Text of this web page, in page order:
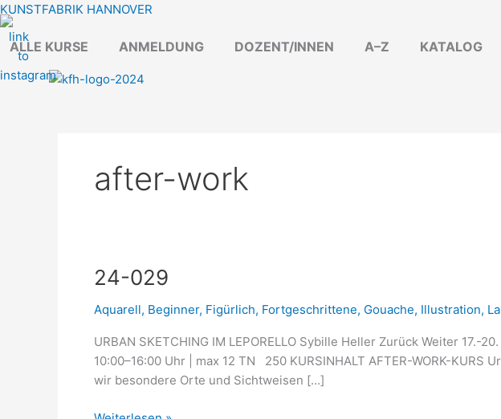
Zum
Inhalt
springen
KUNSTFABRIK HANNOVER
ALLE KURSE ANMELDUNG DOZENT/INNEN A–Z KATALOG
after-work
24-029
Aquarell, Beginner, Figürlich, Fortgeschrittene, Gouache, Illustration,
URBAN SKETCHING IM LEPORELLO Sybille Heller Zurück Weiter
10:00–16:00 Uhr | max 12 TN 250 KURSINHALT AFTER-WORK-
wir besondere Orte und Sichtweisen […]
24-